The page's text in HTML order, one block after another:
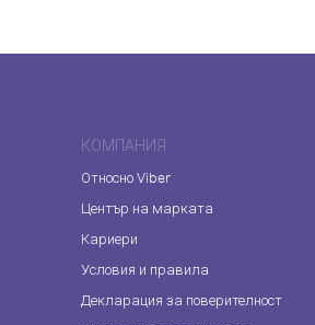
КОМПАНИЯ
Относно Viber
Център на марката
Кариери
Условия и правила
Декларация за поверителност